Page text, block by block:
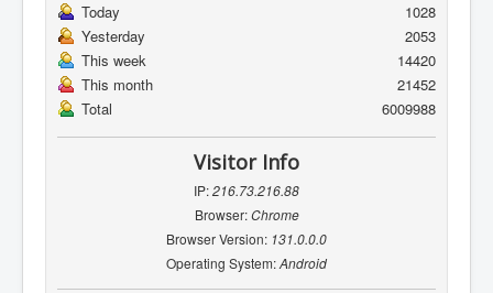
Today
1028
Yesterday
2053
This week
14420
This month
21452
Total
6009988
Visitor Info
IP:216.73.216.88
Browser:Chrome
Browser Version: 131.0.0.0
Operating System:Android